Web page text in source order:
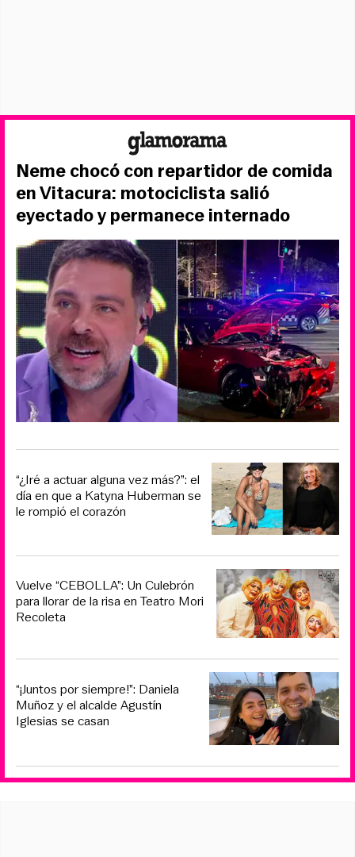
Neme chocó con repartidor de comida
en Vitacura: motociclista salió
eyectado y permanece internado
“¿Iré a actuar alguna vez más?”: el
día en que a Katyna Huberman se
le rompió el corazón
Vuelve “CEBOLLA”: Un Culebrón
para llorar de la risa en Teatro Mori
Recoleta
“¡Juntos por siempre!”: Daniela
Muñoz y el alcalde Agustín
Iglesias se casan